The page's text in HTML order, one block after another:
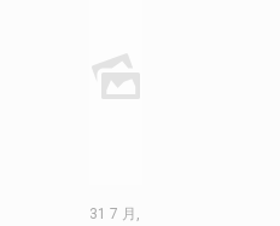
31 7 月,